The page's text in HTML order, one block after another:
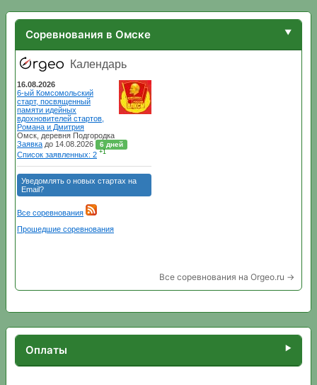
Соревнования в Омске
Все соревнования на Orgeo.ru →
Оплаты